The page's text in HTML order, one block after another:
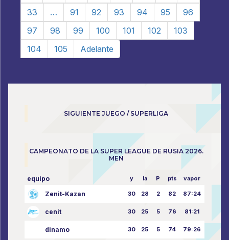
33
… 91 92 93 94 95
96
97
98 99 100 101 102
103
104
105 Adelante
SIGUIENTE JUEGO / SUPERLIGA
CAMPEONATO DE LA SUPER LEAGUE DE RUSIA 2026.
MEN
equipo y la P pts vapor
Zenit-Kazan 30 28 2 82 87:24
cenit 30 25 5 76 81:21
dinamo 30 25 5 74 79:26